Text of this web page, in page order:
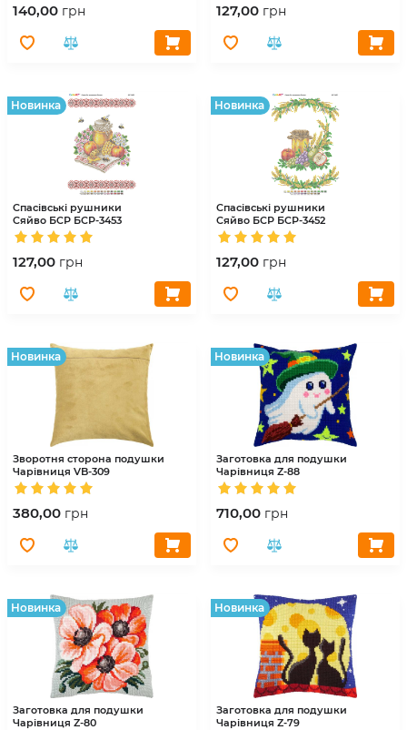
140,00 грн 127,00 грн
Hовинка
Спасівські рушники
Сяйво БСР БСР-3453
127,00 грн
Hовинка
Спасівські рушники
Сяйво БСР БСР-3452
127,00 грн
Hовинка
Зворотня сторона подушки
Чарівниця VB-309
380,00 грн
Hовинка
Заготовка для подушки
Чарівниця Z-88
710,00 грн
Hовинка
Заготовка для подушки
Чарівниця Z-80
Hовинка
Заготовка для подушки
Чарівниця Z-79